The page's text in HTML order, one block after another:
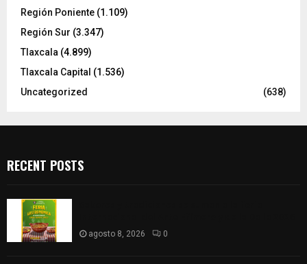
Región Poniente (1.109)
Región Sur (3.347)
Tlaxcala (4.899)
Tlaxcala Capital (1.536)
Uncategorized
(638)
RECENT POSTS
agosto 8, 2026 0